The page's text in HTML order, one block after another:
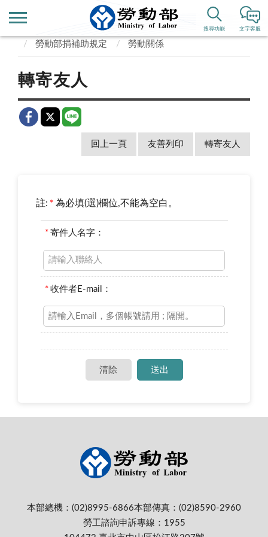
文字客服
搜尋功能
政府資訊公開
捐補助專區
勞動部捐補助規定
勞動關係
轉寄友人
回上一頁 友善列印 轉寄友人
註: * 為必填(選)欄位,不能為空白。
* 寄件人名字：
* 收件者E-mail：
本部總機：(02)8995-6866本部傳真：(02)8590-2960
勞工諮詢申訴專線：1955